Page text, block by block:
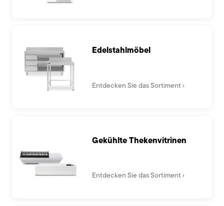
Edelstahlmöbel
Entdecken Sie das Sortiment
Gekühlte Thekenvitrinen
Entdecken Sie das Sortiment